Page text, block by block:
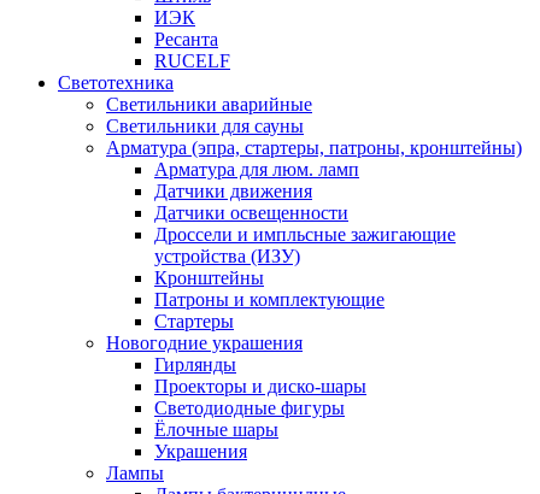
ИЭК
Ресанта
RUCELF
Светотехника
Светильники аварийные
Светильники для сауны
Арматура (эпра, стартеры, патроны, кронштейны)
Арматура для люм. ламп
Датчики движения
Датчики освещенности
Дроссели и импльсные зажигающие
устройства (ИЗУ)
Кронштейны
Патроны и комплектующие
Стартеры
Новогодние украшения
Гирлянды
Проекторы и диско-шары
Светодиодные фигуры
Ёлочные шары
Украшения
Лампы